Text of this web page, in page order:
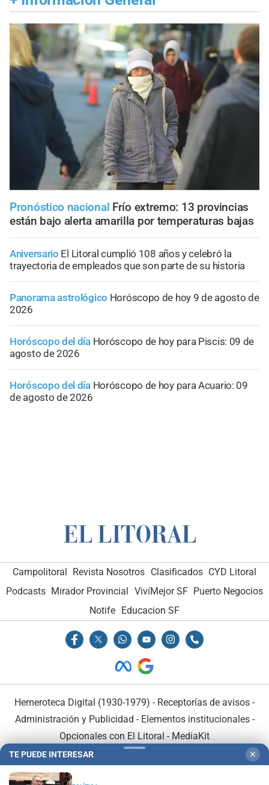
Pronóstico nacional Frío extremo: 13 provincias
están bajo alerta amarilla por temperaturas bajas
Aniversario El Litoral cumplió 108 años y celebró la
trayectoria de empleados que son parte de su historia
Panorama astrológico Horóscopo de hoy 9 de agosto de
2026
Horóscopo del día Horóscopo de hoy para Piscis: 09 de
agosto de 2026
Horóscopo del día Horóscopo de hoy para Acuario: 09
de agosto de 2026
Campolitoral Revista Nosotros Clasificados CYD Litoral
Podcasts Mirador Provincial VivíMejor SF Puerto Negocios
Notife Educacion SF
Hemeroteca Digital (1930-1979) - Receptorías de avisos -
Administración y Publicidad - Elementos institucionales-
Opcionales con El Litoral - MediaKit
TE PUEDE INTERESAR ✕